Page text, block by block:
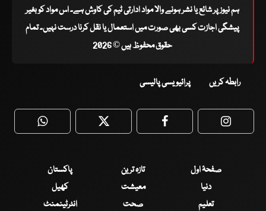
ہم نیوز پر شائع یا نشر ہونے والا مواد ادارتی ٹیم کی کاوش ہے۔ اس مواد کو بغیر
پیشگی اجازت کسی بھی صورت میں استعمال یا نقل کرنا درست نہیں۔ تمام
حقوق محفوظ ہیں © 2026
رابطہ کریں پرائیویسی پالیسی
WhatsApp Twitter Facebook
صفحۂ اول تازہ ترین
پاکستان
دنیا
معیشت
کھیل
تعلیم
صحت انٹرٹینمنٹ